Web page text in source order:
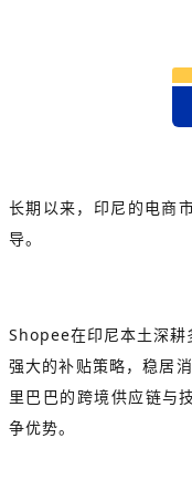
长期以来，印尼的电商
导。
Shopee在印尼本土深耕
强大的补贴策略，稳居
里巴巴的跨境供应链与
争优势。